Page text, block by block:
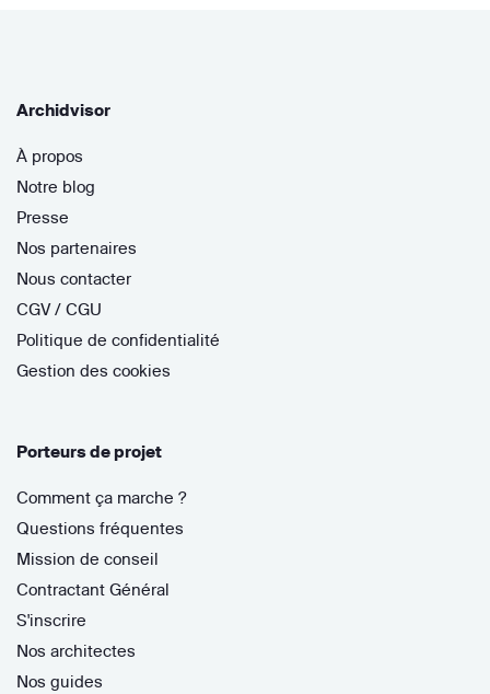
Archidvisor
À propos
Notre blog
Presse
Nos partenaires
Nous contacter
CGV / CGU
Politique de confidentialité
Gestion des cookies
Porteurs de projet
Comment ça marche ?
Questions fréquentes
Mission de conseil
Contractant Général
S'inscrire
Nos architectes
Nos guides